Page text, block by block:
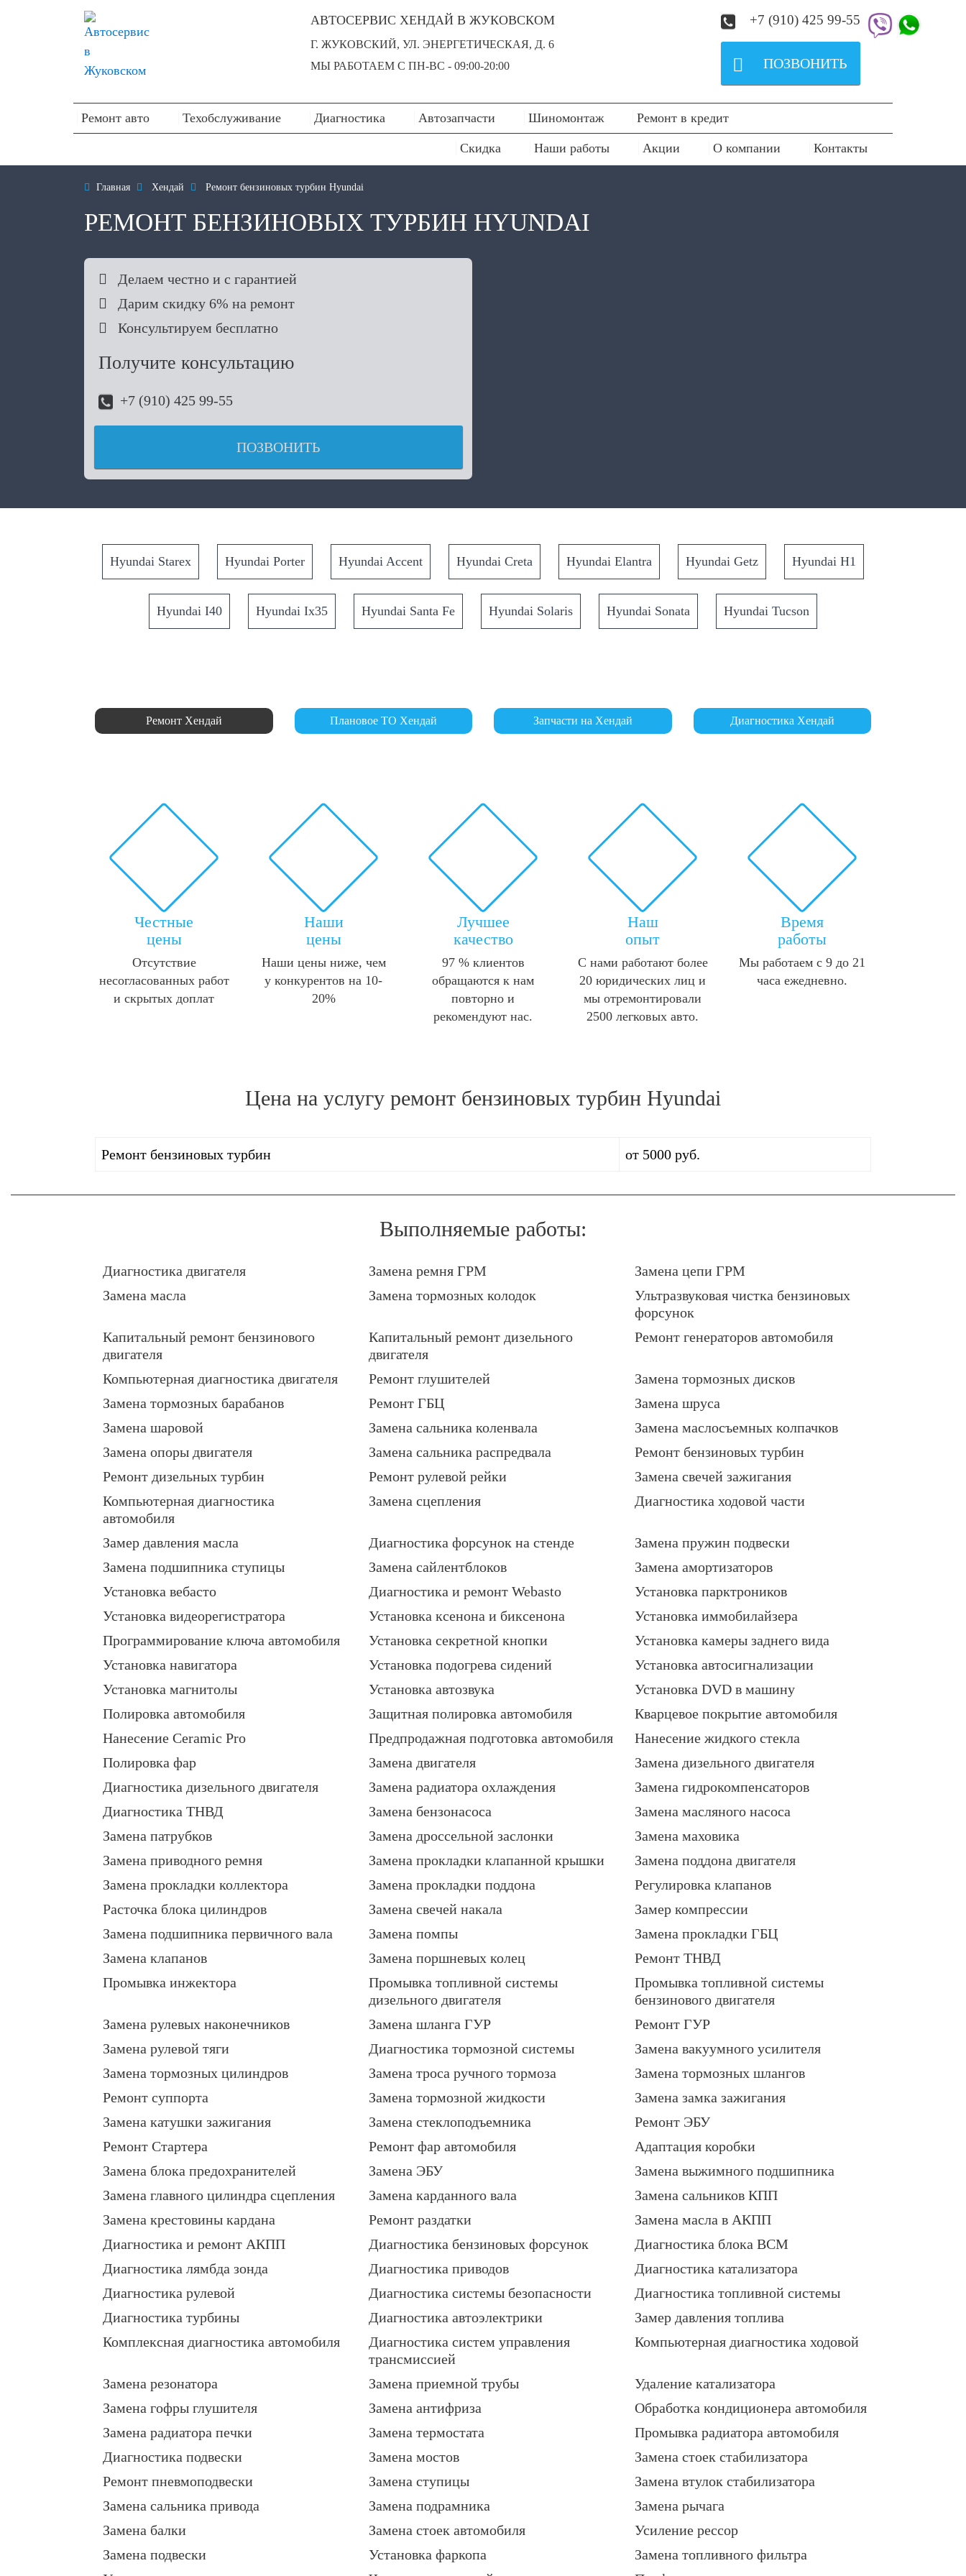
АВТОСЕРВИС ХЕНДАЙ В ЖУКОВСКОМ
Г. ЖУКОВСКИЙ, УЛ. ЭНЕРГЕТИЧЕСКАЯ, Д. 6
МЫ РАБОТАЕМ С ПН-ВC - 09:00-20:00
+7 (910) 425 99-55
 ПОЗВОНИТЬ
Ремонт авто Техобслуживание Диагностика Автозапчасти Шиномонтаж Ремонт в кредит
Скидка Наши работы Акции О компании Контакты
 Главная  Хендай  Ремонт бензиновых турбин Hyundai
РЕМОНТ БЕНЗИНОВЫХ ТУРБИН HYUNDAI
 Делаем честно и с гарантией
 Дарим скидку 6% на ремонт
 Консультируем бесплатно
Получите консультацию
+7 (910) 425 99-55
ПОЗВОНИТЬ
Hyundai Starex Hyundai Porter Hyundai Accent Hyundai Creta Hyundai Elantra Hyundai Getz Hyundai H1
Hyundai I40 Hyundai Ix35 Hyundai Santa Fe Hyundai Solaris Hyundai Sonata Hyundai Tucson
Ремонт Хендай Плановое ТО Хендай Запчасти на Хендай Диагностика Хендай
Честные
цены
Отсутствие
несогласованных работ
и скрытых доплат
Наши
цены
Наши цены ниже, чем
у конкурентов на 10-
20%
Лучшее
качество
97 % клиентов
обращаются к нам
повторно и
рекомендуют нас.
Наш
опыт
С нами работают более
20 юридических лиц и
мы отремонтировали
2500 легковых авто.
Время
работы
Мы работаем с 9 до 21
часа ежедневно.
Цена на услугу ремонт бензиновых турбин Hyundai
Ремонт бензиновых турбин от 5000 руб.
Выполняемые работы:
Диагностика двигателя Замена ремня ГРМ
Замена цепи ГРМ
Замена масла
Замена тормозных колодок
Ультразвуковая чистка бензиновых
форсунок
Капитальный ремонт бензинового
двигателя
Капитальный ремонт дизельного
двигателя
Ремонт генераторов автомобиля
Компьютерная диагностика двигателя Ремонт глушителей
Замена тормозных дисков
Замена тормозных барабанов
Ремонт ГБЦ
Замена шруса
Замена шаровой
Замена сальника коленвала
Замена маслосъемных колпачков
Замена опоры двигателя
Замена сальника распредвала
Ремонт бензиновых турбин
Ремонт дизельных турбин
Ремонт рулевой рейки
Замена свечей зажигания
Компьютерная диагностика
автомобиля
Замена сцепления Диагностика ходовой части
Замер давления масла Диагностика форсунок на стенде
Замена пружин подвески
Замена подшипника ступицы
Замена сайлентблоков
Замена амортизаторов
Установка вебасто
Диагностика и ремонт Webasto
Установка парктроников
Установка видеорегистратора
Установка ксенона и биксенона
Установка иммобилайзера
Программирование ключа автомобиля
Установка секретной кнопки
Установка камеры заднего вида
Установка навигатора
Установка подогрева сидений
Установка автосигнализации
Установка магнитолы
Установка автозвука
Установка DVD в машину
Полировка автомобиля
Защитная полировка автомобиля
Кварцевое покрытие автомобиля
Нанесение Ceramic Pro
Предпродажная подготовка автомобиля
Нанесение жидкого стекла
Полировка фар
Замена двигателя
Замена дизельного двигателя
Диагностика дизельного двигателя
Замена радиатора охлаждения
Замена гидрокомпенсаторов
Диагностика ТНВД
Замена бензонасоса
Замена масляного насоса
Замена патрубков
Замена дроссельной заслонки
Замена маховика
Замена приводного ремня
Замена прокладки клапанной крышки
Замена поддона двигателя
Замена прокладки коллектора
Замена прокладки поддона
Регулировка клапанов
Расточка блока цилиндров
Замена свечей накала
Замер компрессии
Замена подшипника первичного вала
Замена помпы
Замена прокладки ГБЦ
Замена клапанов
Замена поршневых колец
Ремонт ТНВД
Промывка инжектора
Промывка топливной системы
дизельного двигателя
Промывка топливной системы
бензинового двигателя
Замена рулевых наконечников
Замена шланга ГУР
Ремонт ГУР
Замена рулевой тяги
Диагностика тормозной системы
Замена вакуумного усилителя
Замена тормозных цилиндров
Замена троса ручного тормоза
Замена тормозных шлангов
Ремонт суппорта
Замена тормозной жидкости
Замена замка зажигания
Замена катушки зажигания
Замена стеклоподъемника
Ремонт ЭБУ
Ремонт Стартера
Ремонт фар автомобиля
Адаптация коробки
Замена блока предохранителей
Замена ЭБУ
Замена выжимного подшипника
Замена главного цилиндра сцепления
Замена карданного вала
Замена сальников КПП
Замена крестовины кардана
Ремонт раздатки
Замена масла в АКПП
Диагностика и ремонт АКПП
Диагностика бензиновых форсунок
Диагностика блока BCM
Диагностика лямбда зонда
Диагностика приводов
Диагностика катализатора
Диагностика рулевой
Диагностика системы безопасности
Диагностика топливной системы
Диагностика турбины
Диагностика автоэлектрики
Замер давления топлива
Комплексная диагностика автомобиля
Диагностика систем управления
трансмиссией
Компьютерная диагностика ходовой
Замена резонатора Замена приемной трубы
Удаление катализатора
Замена гофры глушителя
Замена антифриза
Обработка кондиционера автомобиля
Замена радиатора печки
Замена термостата
Промывка радиатора автомобиля
Диагностика подвески
Замена мостов
Замена стоек стабилизатора
Ремонт пневмоподвески
Замена ступицы
Замена втулок стабилизатора
Замена сальника привода
Замена подрамника
Замена рычага
Замена балки
Замена стоек автомобиля
Усиление рессор
Замена подвески
Установка фаркопа
Замена топливного фильтра